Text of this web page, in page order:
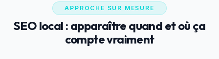
APPROCHE SUR MESURE
SEO local : apparaître quand et où ça
compte vraiment